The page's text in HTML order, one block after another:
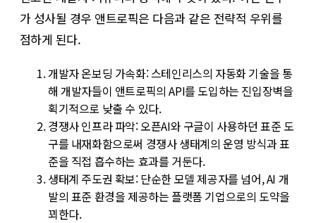
가 성사될 경우 앤트로픽은 다음과 같은 전략적 우위를
점하게 된다.
개발자 온보딩 가속화: 스테인리스의 자동화 기술을 통
해 개발자들이 앤트로픽의 API를 도입하는 진입장벽을
획기적으로 낮출 수 있다.
경쟁사 인프라 파악: 오픈AI와 구글이 사용하던 표준 도
구를 내재화함으로써 경쟁사 생태계의 운영 방식과 표
준을 직접 흡수하는 효과를 거둔다.
생태계 주도권 확보: 단순한 모델 제공자를 넘어, AI 개
발의 표준 환경을 제공하는 플랫폼 기업으로의 도약을
꾀한다.